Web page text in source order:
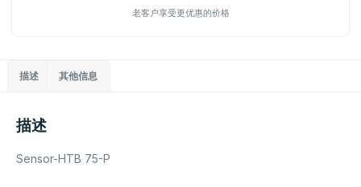
老客户享受更优惠的价格
描述 其他信息
描述
Sensor-HTB 75-P